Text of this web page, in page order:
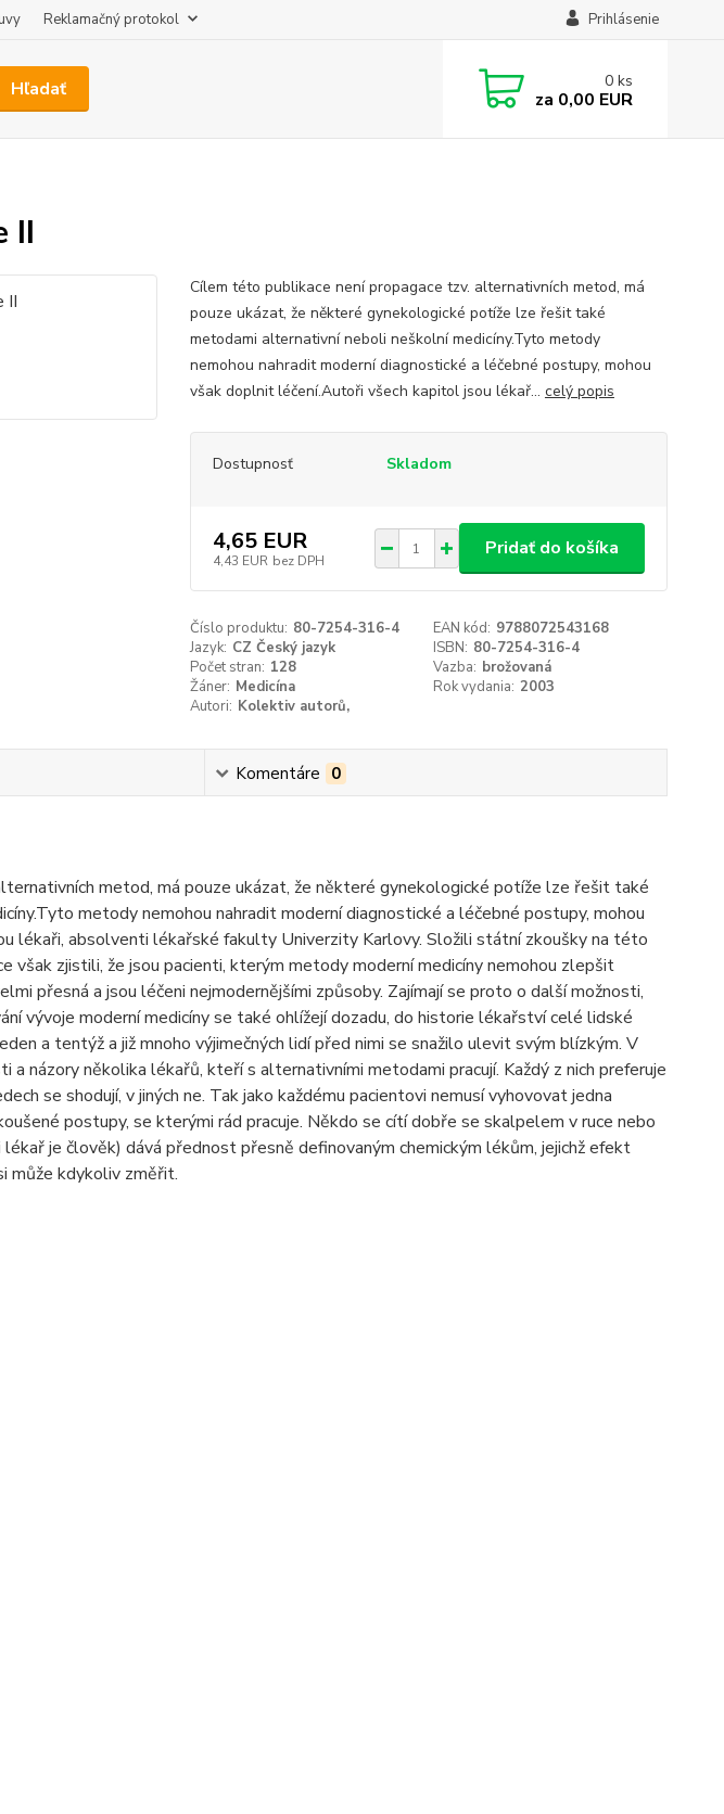
Reklamačný protokol Prihlásenie
Hľadať 0 ks
za 0,00 EUR
II
Cílem této publikace není propagace tzv. alternativních metod, má
pouze ukázat, že některé gynekologické potíže lze řešit také
metodami alternativní neboli neškolní medicíny.Tyto metody
nemohou nahradit moderní diagnostické a léčebné postupy, mohou
však doplnit léčení.Autoři všech kapitol jsou lékař... celý popis
Dostupnosť Skladom
4,65 EUR
4,43 EUR bez DPH
Pridať do košíka
Číslo produktu: 80-7254-316-4 EAN kód: 9788072543168
Jazyk: CZ Český jazyk ISBN: 80-7254-316-4
Počet stran: 128 Vazba: brožovaná
Žáner: Medicína Rok vydania: 2003
Autori: Kolektiv autorů,
Komentáre 0
metod, má pouze ukázat, že některé gynekologické potíže lze řešit také
metody nemohou nahradit moderní diagnostické a léčebné postupy, mohou
lékaři, absolventi lékařské fakulty Univerzity Karlovy. Složili státní zkoušky na této
však zjistili, že jsou pacienti, kterým metody moderní medicíny nemohou zlepšit
přesná a jsou léčeni nejmodernějšími způsoby. Zajímají se proto o další možnosti,
vývoje moderní medicíny se také ohlížejí dozadu, do historie lékařství celé lidské
a tentýž a již mnoho výjimečných lidí před nimi se snažilo ulevit svým blízkým. V
názory několika lékařů, kteří s alternativními metodami pracují. Každý z nich preferuje
se shodují, v jiných ne. Tak jako každému pacientovi nemusí vyhovovat jedna
postupy, se kterými rád pracuje. Někdo se cítí dobře se skalpelem v ruce nebo
je člověk) dává přednost přesně definovaným chemickým lékům, jejichž efekt
může kdykoliv změřit.